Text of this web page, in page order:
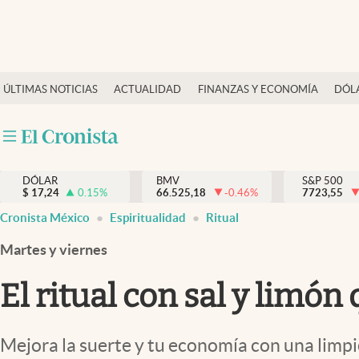
ÚLTIMAS NOTICIAS ACTUALIDAD FINANZAS Y ECONOMÍA
Actualidad
Internacionales
Opinión
Brand Strategy
Vida y estilo
Tv
DÓLAR
$ 17,24 0.15%
BMV
66.525,18
-0.46%
S&P 500
7723,55
Cronista México Espiritualidad Ritual
Martes y viernes
El ritual con sal y limón
Mejora la suerte y tu economía con una